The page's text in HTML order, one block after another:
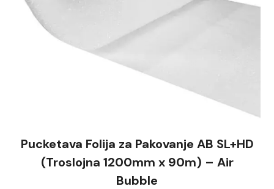
Pucketava Folija za Pakovanje AB SL+HD
(Troslojna 1200mm x 90m) – Air
Bubble